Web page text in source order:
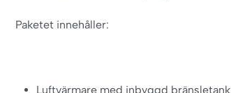
Paketet innehåller:
Luftvärmare med inbyggd bränsletank